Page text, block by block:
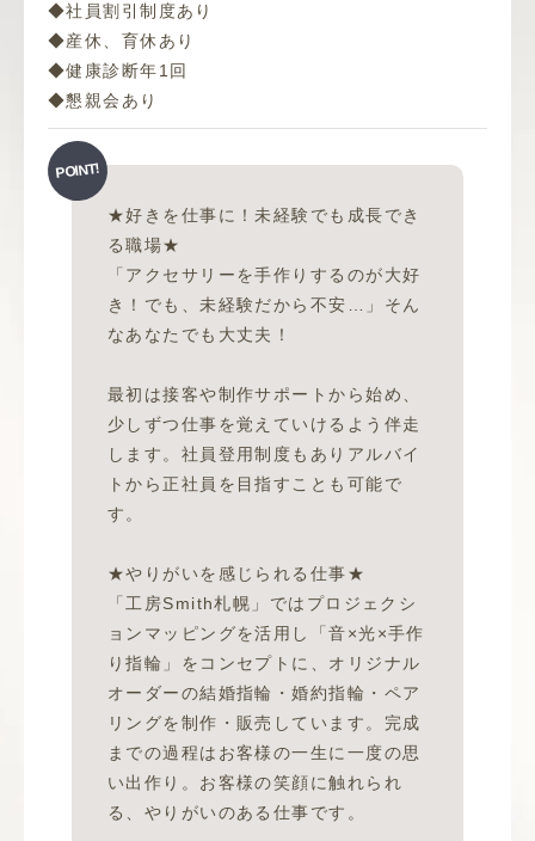
◆社員割引制度あり
◆産休、育休あり
◆健康診断年1回
◆懇親会あり
★好きを仕事に！未経験でも成長でき
る職場★
「アクセサリーを手作りするのが大好
き！でも、未経験だから不安…」そん
なあなたでも大丈夫！
最初は接客や制作サポートから始め、
少しずつ仕事を覚えていけるよう伴走
します。社員登用制度もありアルバイ
トから正社員を目指すことも可能で
す。
★やりがいを感じられる仕事★
「工房Smith札幌」ではプロジェクシ
ョンマッピングを活用し「音×光×手作
り指輪」をコンセプトに、オリジナル
オーダーの結婚指輪・婚約指輪・ペア
リングを制作・販売しています。完成
までの過程はお客様の一生に一度の思
い出作り。お客様の笑顔に触れられ
る、やりがいのある仕事です。